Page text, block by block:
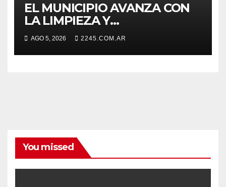
EL MUNICIPIO AVANZA CON
LA LIMPIEZA Y
MANTENIMIENTO DE
DESAGÜES
AGO 5, 2026 2245.COM.AR
You missed